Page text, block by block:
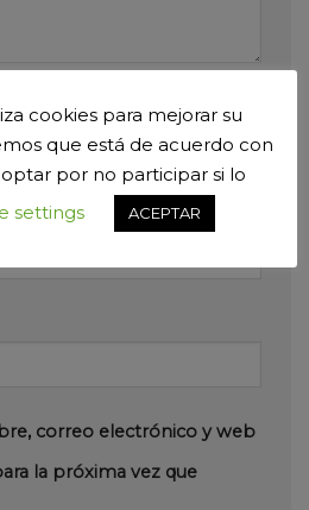
correo electrónico y web
la próxima vez que
cookies para mejorar su
que está de acuerdo con
por no participar si lo
settings ACEPTAR